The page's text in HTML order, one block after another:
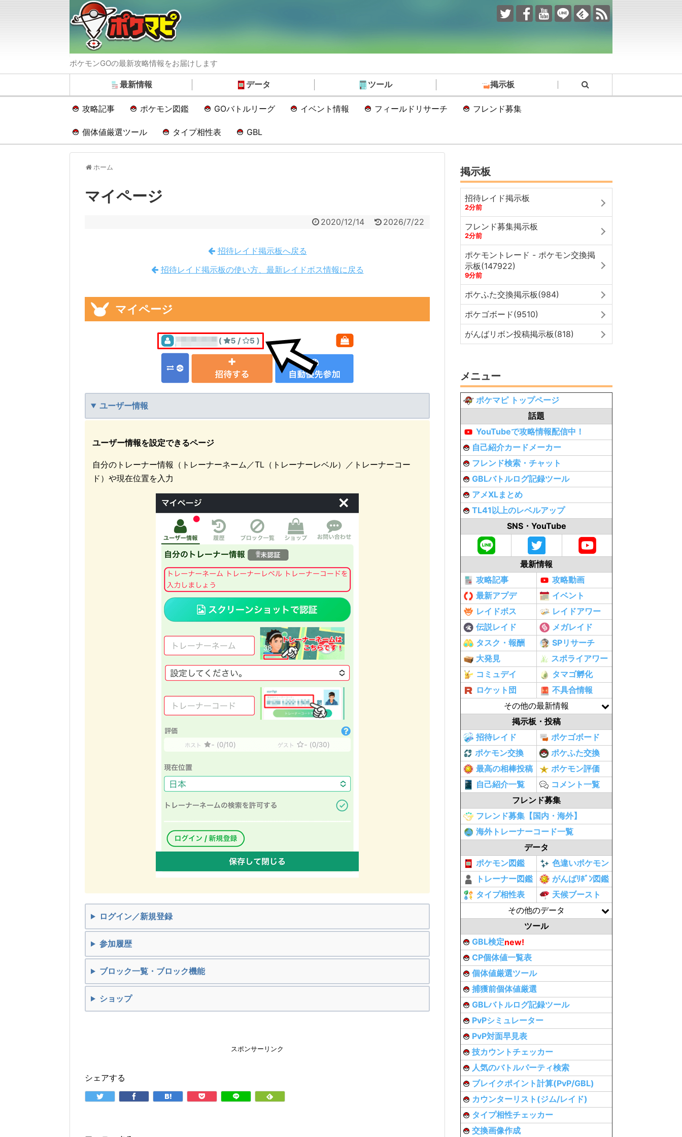
ポケモンGOの最新攻略情報をお届けします
最新情報 データ ツール 掲示板
攻略記事 ポケモン図鑑 GOバトルリーグ イベント情報 フィールドリサーチ フレンド募集
個体値厳選ツール タイプ相性表 GBL
ホーム
マイページ
2020/12/14 2026/7/22
招待レイド掲示板へ戻る
招待レイド掲示板の使い方、最新レイドボス情報に戻る
マイページ
ユーザー情報
ユーザー情報を設定できるページ
自分のトレーナー情報（トレーナーネーム／TL（トレーナーレベル）／トレーナーコー
ド）や現在位置を入力
ログイン／新規登録
参加履歴
ブロック一覧・ブロック機能
ショップ
スポンサーリンク
シェアする
掲示板
招待レイド掲示板
2分前
フレンド募集掲示板
2分前
ポケモントレード - ポケモン交換掲
示板(147922)
9分前
ポケふた交換掲示板(984)
ポケゴボード(9510)
がんばリボン投稿掲示板(818)
メニュー
ポケマピ トップページ
話題
YouTubeで攻略情報配信中！
自己紹介カードメーカー
フレンド検索・チャット
GBLバトルログ記録ツール
アメXLまとめ
TL41以上のレベルアップ
SNS・YouTube
最新情報
攻略記事
攻略動画
最新アプデ
イベント
レイドボス
レイドアワー
伝説レイド
メガレイド
タスク・報酬
SPリサーチ
大発見
スポライアワー
コミュデイ
タマゴ孵化
ロケット団
不具合情報
その他の最新情報
掲示板・投稿
招待レイド
ポケゴボード
ポケモン交換
ポケふた交換
最高の相棒投稿
ポケモン評価
自己紹介一覧
コメント一覧
フレンド募集
フレンド募集【国内・海外】
海外トレーナーコード一覧
データ
ポケモン図鑑
色違いポケモン
トレーナー図鑑
がんばﾘﾎﾞﾝ図鑑
タイプ相性表
天候ブースト
その他のデータ
ツール
GBL検定new!
CP個体値一覧表
個体値厳選ツール
捕獲前個体値厳選
GBLバトルログ記録ツール
PvPシミュレーター
PvP対面早見表
技カウントチェッカー
人気のバトルパーティ検索
ブレイクポイント計算(PvP/GBL)
カウンターリスト(ジム/レイド)
タイプ相性チェッカー
交換画像作成